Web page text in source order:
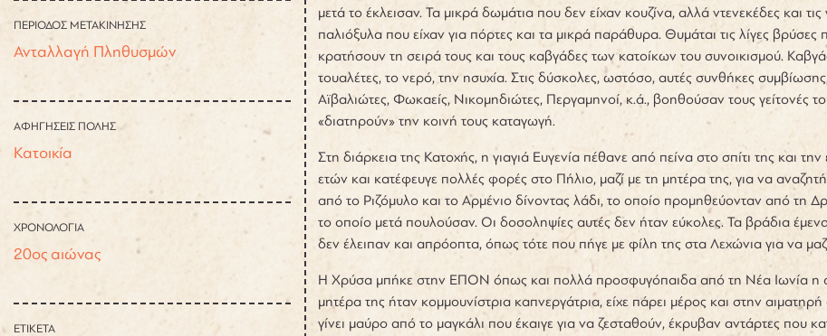
ΠΕΡΙΟΔΟΣ ΜΕΤΑΚΙΝΗΣΗΣ
Ανταλλαγή Πληθυσμών
ΑΦΗΓΗΣΕΙΣ ΠΟΛΗΣ
Κατοικία
ΧΡΟΝΟΛΟΓΙΑ
20ος αιώνας
ΕΤΙΚΕΤΑ
μετά το έκλεισαν. Τα μικρά δωμάτια που δεν είχαν κουζίνα, αλλά ντενεκέδες και
παλιόξυλα που είχαν για πόρτες και τα μικρά παράθυρα. Θυμάται τις λίγες
κρατήσουν τη σειρά τους και τους καβγάδες των κατοίκων του συνοικισμού.
τουαλέτες, το νερό, την ησυχία. Στις δύσκολες, ωστόσο, αυτές συνθήκες
Αϊβαλιώτες, Φωκαείς, Νικομηδιώτες, Περγαμηνοί, κ.ά., βοηθούσαν τους γείτονές
«διατηρούν» την κοινή τους καταγωγή.
Στη διάρκεια της Κατοχής, η γιαγιά Ευγενία πέθανε από πείνα στο σπίτι της
ετών και κατέφευγε πολλές φορές στο Πήλιο, μαζί με τη μητέρα της, για να
από το Ριζόμυλο και το Αρμένιο δίνοντας λάδι, το οποίο προμηθεύονταν από τη
το οποίο μετά πουλούσαν. Οι δοσοληψίες αυτές δεν ήταν εύκολες. Τα βράδια
δεν έλειπαν και απρόοπτα, όπως τότε που πήγε με φίλη της στα Λεχώνια για να
Η Χρύσα μπήκε στην ΕΠΟΝ όπως και πολλά προσφυγόπαιδα από τη Νέα Ιωνία η
μητέρα της ήταν κομμουνίστρια καπνεργάτρια, είχε πάρει μέρος και στην
γίνει μαύρο από το μαγκάλι που έκαιγε για να ζεσταθούν, έκρυβαν αντάρτες που